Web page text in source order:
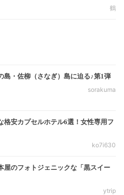
鶴
島・佐柳（さなぎ）島に迫る♪第1弾
sorakuma
格安カプセルホテル6選！女性専用フ
ko7i630
屋のフォトジェニックな「黒スイー
ytrip